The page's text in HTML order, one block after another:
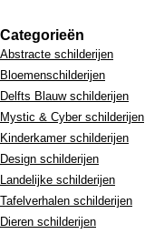
Categorieën
Abstracte schilderijen
Bloemenschilderijen
Delfts Blauw schilderijen
Mystic & Cyber schilderijen
Kinderkamer schilderijen
Design schilderijen
Landelijke schilderijen
Tafelverhalen schilderijen
Dieren schilderijen